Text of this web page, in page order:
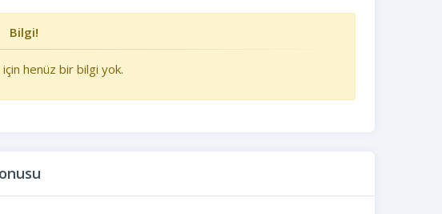
Bilgi!
henüz bir bilgi yok.